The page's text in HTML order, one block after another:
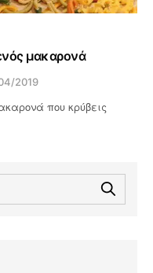
μακαρονά
2019
που κρύβεις